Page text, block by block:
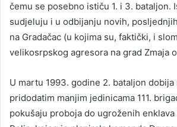
čemu se posebno ističu 1. i 3. bataljon.
sudjeluju i u odbijanju novih,
na Gradačac (u kojima su, faktički, i
velikosrpskog agresora na grad Zmaja
U martu 1993. godine 2. bataljon
pridodatim manjim jedinicama 111.
pokušaju proboja do ugroženih